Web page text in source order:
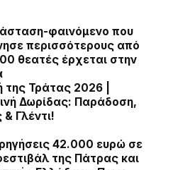
φαινόμενο που
περισσότερους από
θεατές έρχεται στην
της Τράτας 2026 |
Δωρίδας: Παράδοση,
Γλέντι!
42.000 ευρώ σε
της Πάτρας και